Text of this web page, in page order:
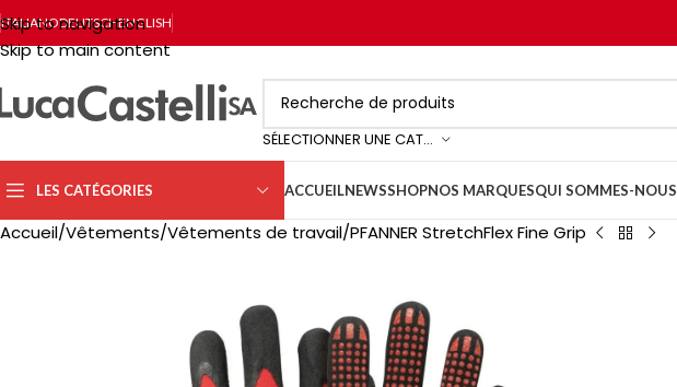
Skip to navigation
Skip to main content
ITALIANODEUTSCHENGLISH
SÉLECTIONNER UNE CATÉGORIE
LES CATÉGORIES ACCUEILNEWSSHOPNOS MARQUESQUI SOMMES-NOUS
Accueil Vêtements Vêtements de travail PFANNER StretchFlex Fine Grip